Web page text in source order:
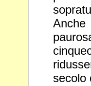
secolo